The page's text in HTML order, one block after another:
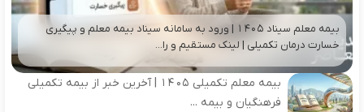
بیمه معلم سیناد ۱۴۰۵ | ورود به سامانه سیناد بیمه معلم و پیگیری
خسارت درمان تکمیلی | لینک مستقیم و را...
بیمه معلم تکمیلی ۱۴۰۵ | آخرین خبر از بیمه تکمیلی
فرهنگیان و بیمه ...